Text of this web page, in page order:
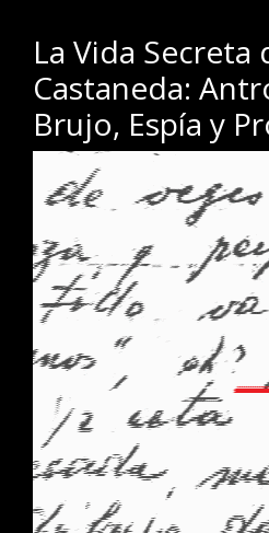
La Vida Secreta
Castaneda:
Brujo, Espía y